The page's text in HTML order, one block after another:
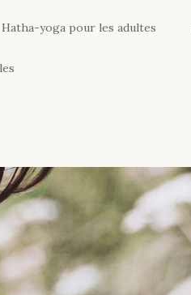
Hatha-yoga pour les adultes